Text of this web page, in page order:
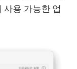
사용 가능한 업